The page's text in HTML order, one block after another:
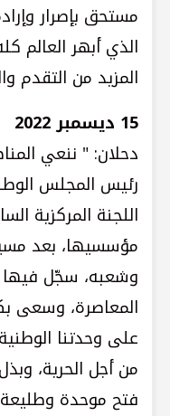
مستحق بإصرار
الذي أبهر العالم
المزيد من التقدم
15 ديسمبر 2022
دحلان: " ننعي
رئيس المجلس
اللجنة المركزية
مؤسسيها، بعد
وشعبه، سجّل
المعاصرة، وسعى
على وحدتنا
من أجل الحرية،
فتح موحدة